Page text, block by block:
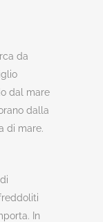
da
dal mare
dalla
di mare.
In